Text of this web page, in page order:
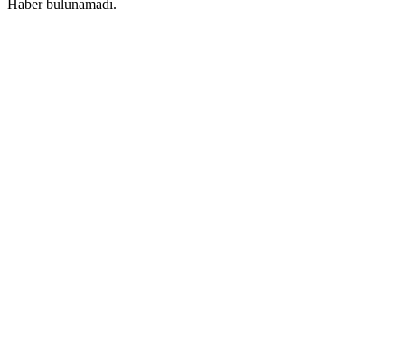
Haber bulunamadı.